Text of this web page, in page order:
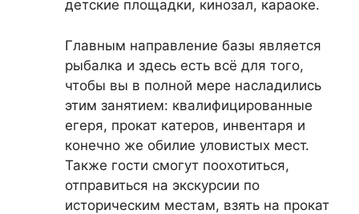
детские площадки, кинозал, караоке.
Главным направление базы является
рыбалка и здесь есть всё для того,
чтобы вы в полной мере насладились
этим занятием: квалифицированные
егеря, прокат катеров, инвентаря и
конечно же обилие уловистых мест.
Также гости смогут поохотиться,
отправиться на экскурсии по
историческим местам, взять на прокат